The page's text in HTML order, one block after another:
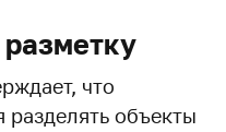
что
разделять объекты